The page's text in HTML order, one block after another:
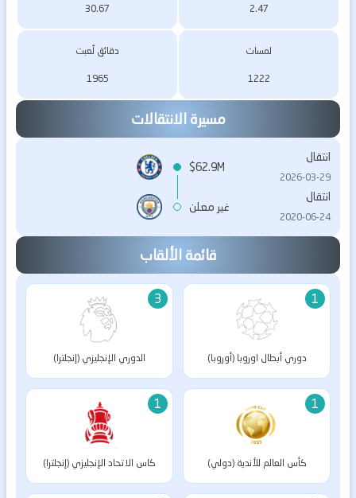
2.47
30.67
لمسات
1222
دقائق لُعبت
1965
مسيرة الانتقالات
انتقال
2026-03-29
$62.9M
انتقال
2020-06-24
غير معلن
قائمة الألقاب
1
دوري أبطال اوروبا (أوروبا)
3
الدوري الإنجليزي (إنجلترا)
1
كأس العالم للأندية (دولي)
1
كاس الاتحاد الإنجليزي (إنجلترا)